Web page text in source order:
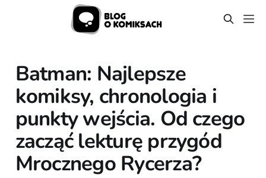
Batman: Najlepsze
komiksy, chronologia i
punkty wejścia. Od czego
zacząć lekturę przygód
Mrocznego Rycerza?